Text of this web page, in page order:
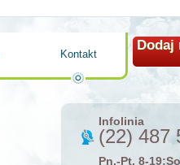
Dodaj
Kontakt
Infolinia
(22) 487
Pn.-Pt. 8-